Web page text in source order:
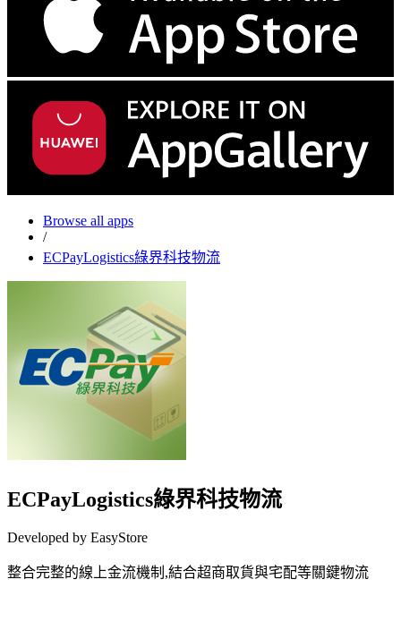
Browse all apps
/
ECPayLogistics綠界科技物流
ECPayLogistics綠界科技物流
Developed by EasyStore
整合完整的線上金流機制,結合超商取貨與宅配等關鍵物流